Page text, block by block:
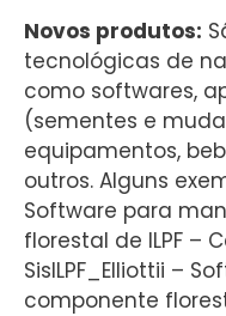
Novos produtos:
tecnológicas de
como softwares,
(sementes e
equipamentos,
outros. Alguns
Software para
florestal de ILPF –
SisILPF_Elliottii –
componente